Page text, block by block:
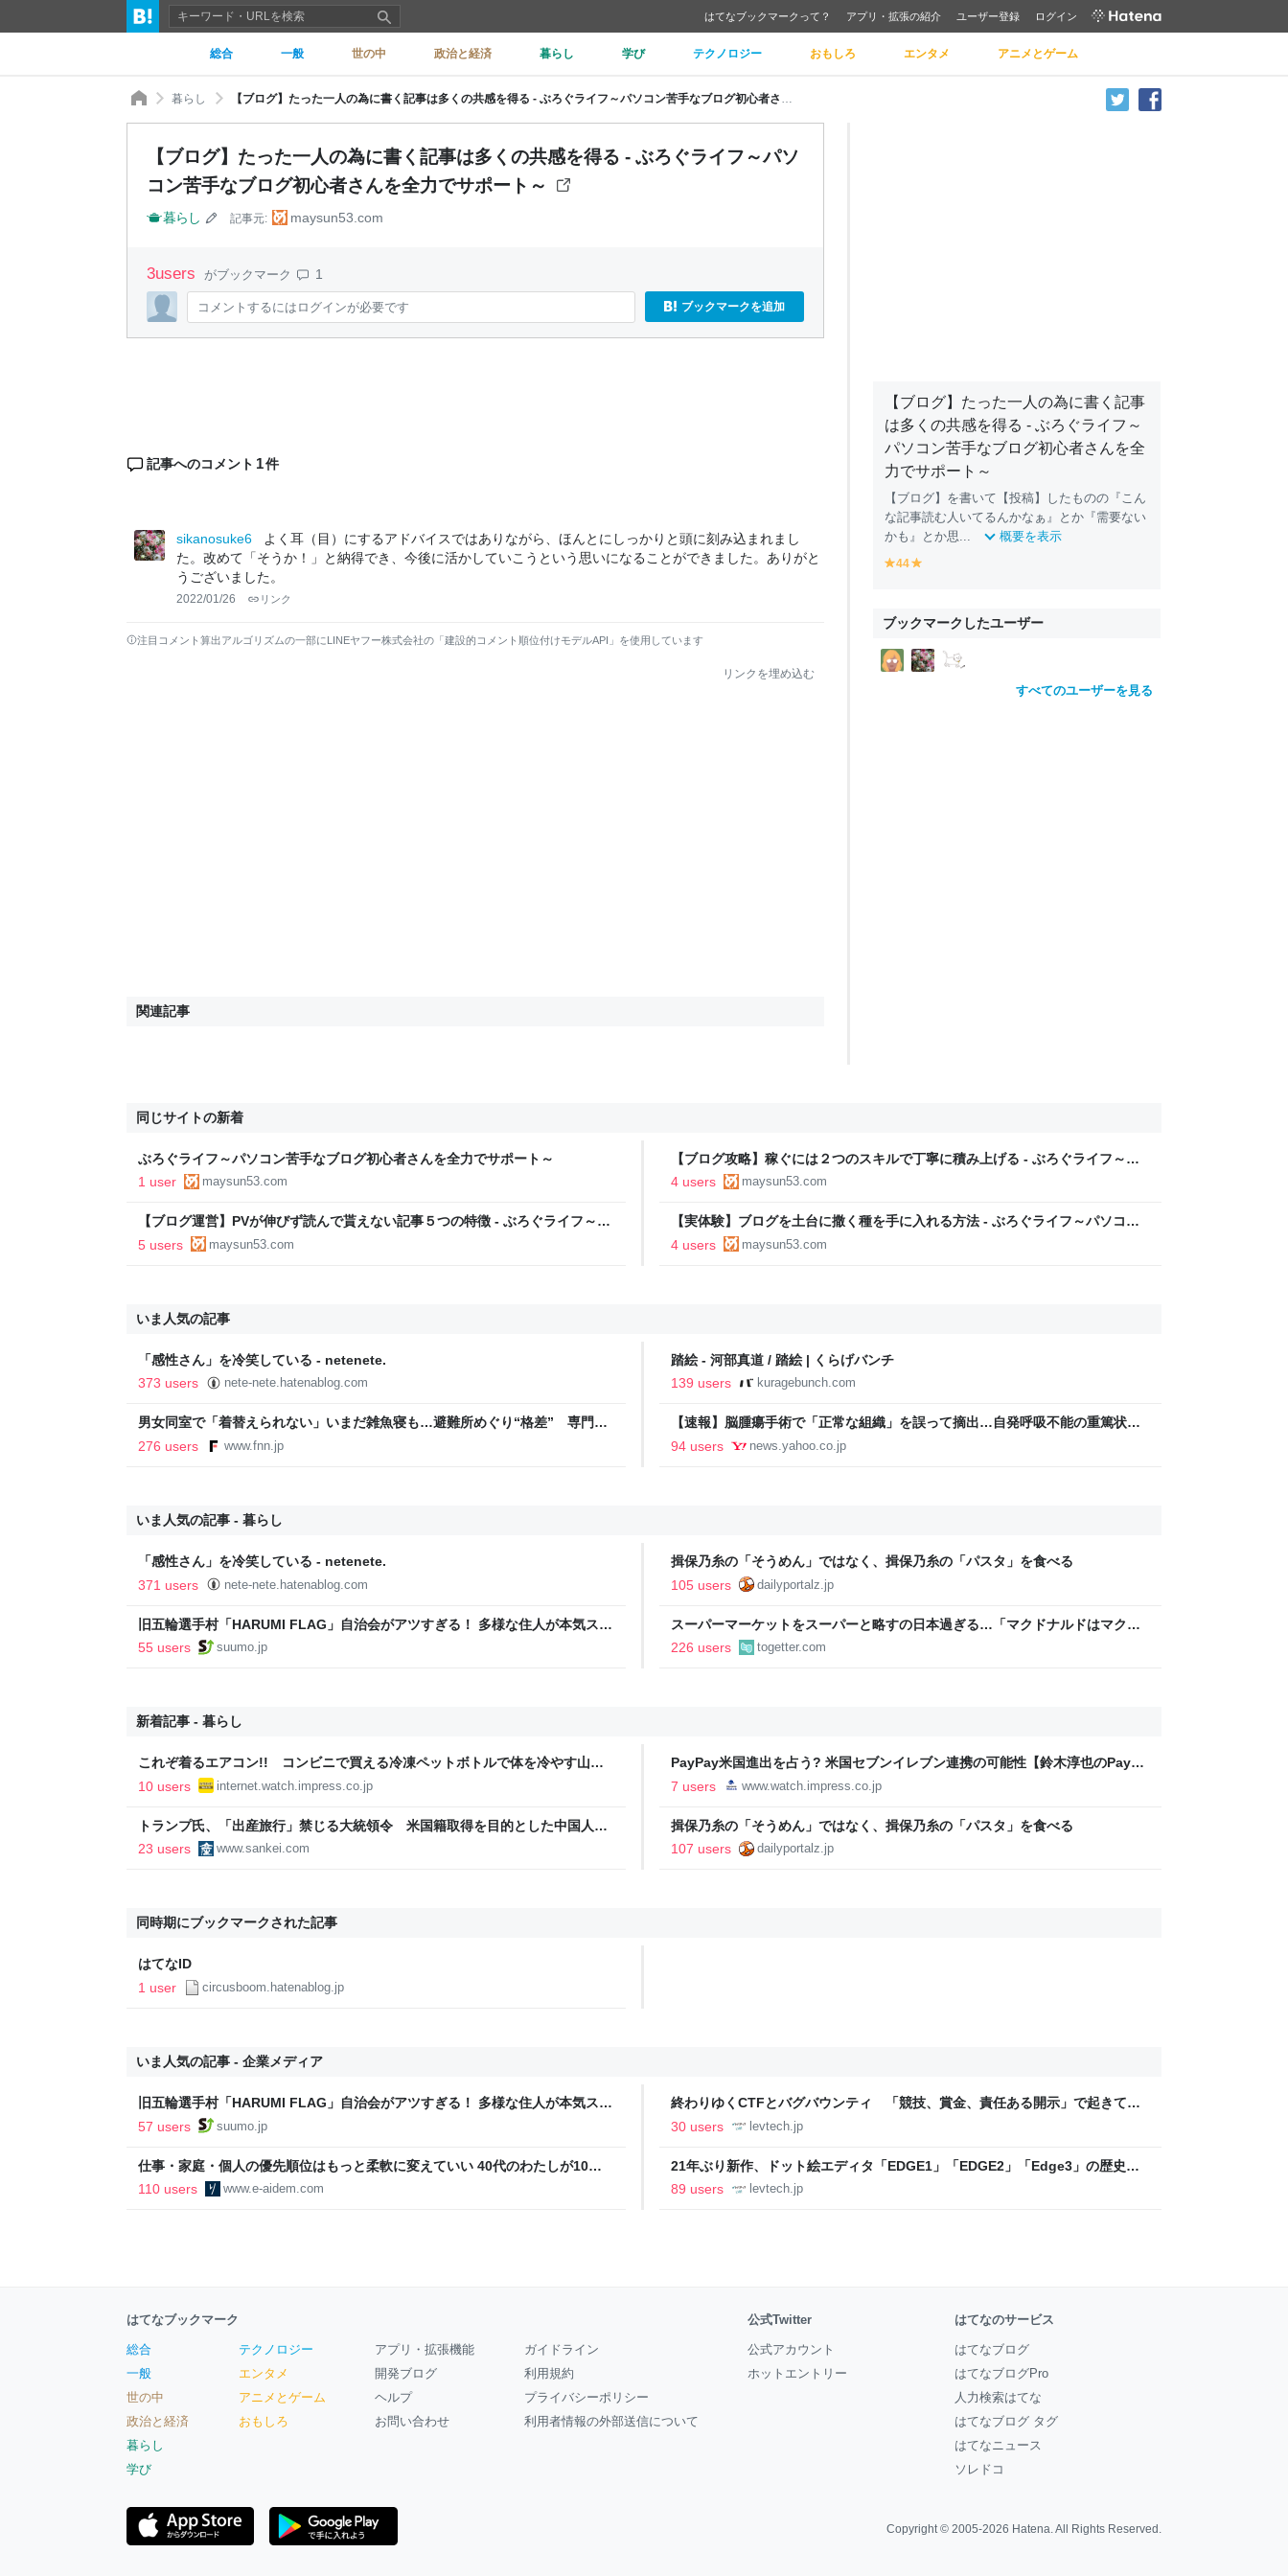
はてなブックマークって？ アプリ・拡張の紹介 ユーザー登録 ログイン
総合 一般 世の中 政治と経済 暮らし 学び テクノロジー おもしろ エンタメ アニメとゲーム
暮らし
【ブログ】たった一人の為に書く記事は多くの共感を得る - ぶろぐライフ～パソ
コン苦手なブログ初心者さんを全力でサポート～
暮らし 記事元: maysun53.com
3users がブックマーク 1
コメントするにはログインが必要です ブックマークを追加
記事へのコメント 1件
sikanosuke6
よく耳（目）にするアドバイスではありながら、ほんとにしっかりと頭に刻み込まれまし
た。改めて「そうか！」と納得でき、今後に活かしていこうという思いになることができました。ありがと
うございました。
2022/01/26 リンク
注目コメント算出アルゴリズムの一部にLINEヤフー株式会社の「建設的コメント順位付けモデルAPI」を使用しています
リンクを埋め込む
関連記事
【ブログ】たった一人の為に書く記事
は多くの共感を得る - ぶろぐライフ～
パソコン苦手なブログ初心者さんを全
力でサポート～
【ブログ】を書いて【投稿】したものの『こん
な記事読む人いてるんかなぁ』とか『需要ない
かも』とか思...
概要を表示
y
o
w
44
o
w
ブックマークしたユーザー
すべてのユーザーを見る
同じサイトの新着
ぶろぐライフ～パソコン苦手なブログ初心者さんを全力でサポート～
1 user
maysun53.com
【ブログ攻略】稼ぐには２つのスキルで丁寧に積み上げる - ぶろぐライフ～パ
ソコン苦手なブログ初心者さんを全力でサポート～
4 users maysun53.com
【ブログ運営】PVが伸びず読んで貰えない記事５つの特徴 - ぶろぐライフ～パ
ソコン苦手なブログ初心者さんを全力でサポート～
5 users maysun53.com
【実体験】ブログを土台に撒く種を手に入れる方法 - ぶろぐライフ～パソコン
苦手なブログ初心者さんを全力でサポート～
4 users maysun53.com
いま人気の記事
「感性さん」を冷笑している - netenete.
373 users
nete-nete.hatenablog.com
踏絵 - 河部真道 / 踏絵 | くらげバンチ
139 users
kuragebunch.com
男女同室で「着替えられない」いまだ雑魚寝も…避難所めぐり“格差” 専門家
「標準化されていない」 令和8年熊本地震｜FNNプライムオンライン
276 users www.fnn.jp
【速報】脳腫瘍手術で「正常な組織」を誤って摘出…自発呼吸不能の重篤状態
に 「腫瘍でない」結果出ても“勘違い”で摘出継続 通常の生活送っていた患
94 users news.yahoo.co.jp
いま人気の記事 - 暮らし
「感性さん」を冷笑している - netenete.
371 users
nete-nete.hatenablog.com
揖保乃糸の「そうめん」ではなく、揖保乃糸の「パスタ」を食べる
105 users
dailyportalz.jp
旧五輪選手村「HARUMI FLAG」自治会がアツすぎる！ 多様な住人が本気スキ
ルで挑む、盆踊り2万人集客や交通改善など“街の価値向上”戦略 東京・中央
55 users suumo.jp
スーパーマーケットをスーパーと略すの日本過ぎる…「マクドナルドはマクド
であるべき」「海外でもある」など
226 users togetter.com
新着記事 - 暮らし
これぞ着るエアコン!! コンビニで買える冷凍ペットボトルで体を冷やす山善
の水冷ベストがロードバイクにちょうどいい【ぼっち・ざ・ろーど！その14】
10 users internet.watch.impress.co.jp
PayPay米国進出を占う? 米国セブンイレブン連携の可能性【鈴木淳也のPay
Attention】
7 users www.watch.impress.co.jp
トランプ氏、「出産旅行」禁じる大統領令 米国籍取得を目的とした中国人ら
の渡米を問題視
23 users www.sankei.com
揖保乃糸の「そうめん」ではなく、揖保乃糸の「パスタ」を食べる
107 users
dailyportalz.jp
同時期にブックマークされた記事
はてなID
1 user
circusboom.hatenablog.jp
いま人気の記事 - 企業メディア
旧五輪選手村「HARUMI FLAG」自治会がアツすぎる！ 多様な住人が本気スキ
ルで挑む、盆踊り2万人集客や交通改善など“街の価値向上”戦略 東京・中央
57 users suumo.jp
終わりゆくCTFとバグバウンティ 「競技、賞金、責任ある開示」で起きてい
ること【フォーカス】 - レバテックLAB
30 users levtech.jp
仕事・家庭・個人の優先順位はもっと柔軟に変えていい 40代のわたしが10年
後の自分に伝えたいこと - りっすん by イーアイデム
110 users www.e-aidem.com
21年ぶり新作、ドット絵エディタ「EDGE1」「EDGE2」「Edge3」の歴史に
ついて作者に聞く【フォーカス】 - レバテックLAB
89 users levtech.jp
はてなブックマーク
総合
一般
世の中
政治と経済
暮らし
学び
テクノロジー
エンタメ
アニメとゲーム
おもしろ
アプリ・拡張機能
開発ブログ
ヘルプ
お問い合わせ
ガイドライン
利用規約
プライバシーポリシー
利用者情報の外部送信について
公式Twitter
公式アカウント
ホットエントリー
はてなのサービス
はてなブログ
はてなブログPro
人力検索はてな
はてなブログ タグ
はてなニュース
ソレドコ
Copyright © 2005-2026 Hatena. All Rights Reserved.